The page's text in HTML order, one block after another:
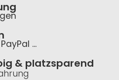
...
& platzsparend